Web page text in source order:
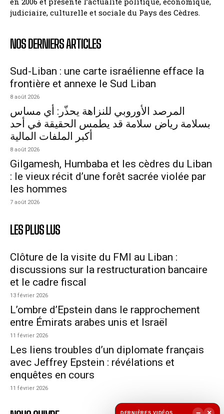
judiciaire, culturelle et sociale du Pays des Cèdres.
NOS DERNIERS ARTICLES
Sud-Liban : une carte israélienne efface la
frontière et annexe le Sud Liban
8 août 2026
المرصد الأوروبي للنزاهة يحذّر: أي مساس
بسلامة رياض سلامة قد يطمس الحقيقة في أحد
أكبر الملفات المالية
8 août 2026
Gilgamesh, Humbaba et les cèdres du Liban
: le vieux récit d’une forêt sacrée violée par
les hommes
7 août 2026
LES PLUS LUS
Clôture de la visite du FMI au Liban :
discussions sur la restructuration bancaire
et le cadre fiscal
13 février 2026
L’ombre d’Epstein dans le rapprochement
entre Émirats arabes unis et Israël
11 février 2026
Les liens troubles d’un diplomate français
avec Jeffrey Epstein : révélations et
enquêtes en cours
11 février 2026
DERNIÈRES VIDÉOS